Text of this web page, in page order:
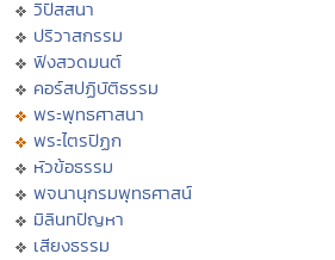
วิปัสสนา
ปริวาสกรรม
ฟังสวดมนต์
คอร์สปฏิบัติธรรม
พระพุทธศาสนา
พระไตรปิฏก
หัวข้อธรรม
พจนานุกรมพุทธศาสน์
มิลินทปัญหา
เสียงธรรม